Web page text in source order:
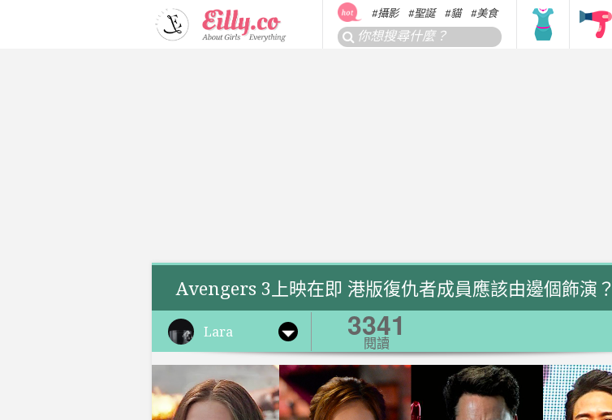
攝影 聖誕 貓 美食 搞笑 香港 韓國
搜
Avengers 3上映在即 港版復仇者成員應該由邊個飾演？
Lara 3341
閱讀